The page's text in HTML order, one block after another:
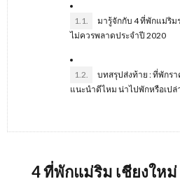
1.1.
มารู้จักกับ 4 ที่พักแม่ริม
ไม่ควรพลาดประจำปี 2020
1.2.
บทสรุปส่งท้าย : ที่พักร
แนะนำดีไหม น่าไปพักหรือเปล่
4 ที่พักแม่ริม เชียงให